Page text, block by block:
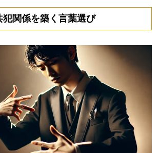
犯関係を築く言葉選び